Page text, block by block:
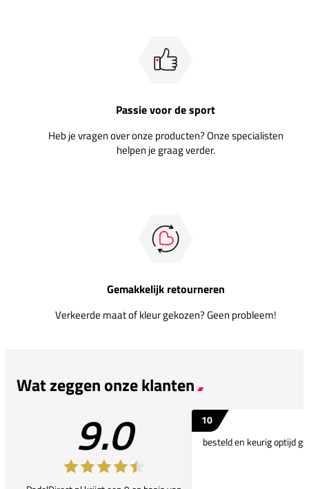
Passie voor de sport
Heb je vragen over onze producten? Onze specialisten
helpen je graag verder.
Gemakkelijk retourneren
Verkeerde maat of kleur gekozen? Geen probleem!
Wat zeggen onze klanten
9.0
10
besteld en keurig optijd